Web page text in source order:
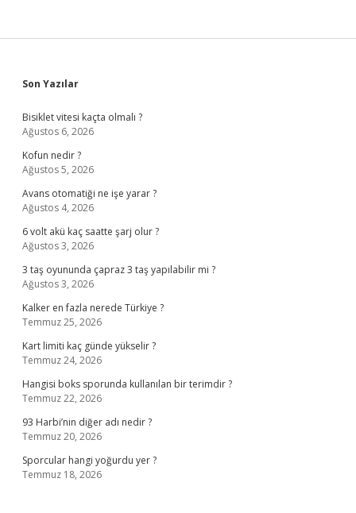
Sidebar
Son Yazılar
Bisiklet vitesi kaçta olmalı ?
Ağustos 6, 2026
Kofun nedir ?
Ağustos 5, 2026
Avans otomatiği ne işe yarar ?
Ağustos 4, 2026
6 volt akü kaç saatte şarj olur ?
Ağustos 3, 2026
3 taş oyununda çapraz 3 taş yapılabilir mi ?
Ağustos 3, 2026
Kalker en fazla nerede Türkiye ?
Temmuz 25, 2026
Kart limiti kaç günde yükselir ?
Temmuz 24, 2026
Hangisi boks sporunda kullanılan bir terimdir ?
Temmuz 22, 2026
93 Harbi’nin diğer adı nedir ?
Temmuz 20, 2026
Sporcular hangi yoğurdu yer ?
Temmuz 18, 2026